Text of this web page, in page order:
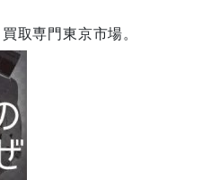
取専門東京市場。